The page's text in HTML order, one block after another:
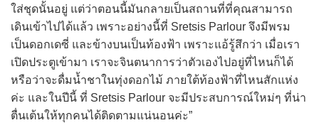
ใส่ชุดนั้นอยู่ แต่ว่าตอนนี้มันกลายเป็นสถานที่ที่คุณสามารถ
เดินเข้าไปได้แล้ว เพราะอย่างนี้ที่ Sretsis Parlour จึงมีพรม
เป็นดอกเดซี่ และข้างบนเป็นท้องฟ้า เพราะแอ้รู้สึกว่า เมื่อเรา
เปิดประตูเข้ามา เราจะจินตนาการว่าตัวเองไปอยู่ที่ไหนก็ได้
หรือว่าจะดื่มน้ำชาในทุ่งดอกไม้ ภายใต้ท้องฟ้าที่ไหนสักแห่ง
ค่ะ และในปีนี้ ที่ Sretsis Parlour จะมีประสบการณ์ใหม่ๆ ที่น่า
ตื่นเต้นให้ทุกคนได้ติดตามแน่นอนค่ะ”